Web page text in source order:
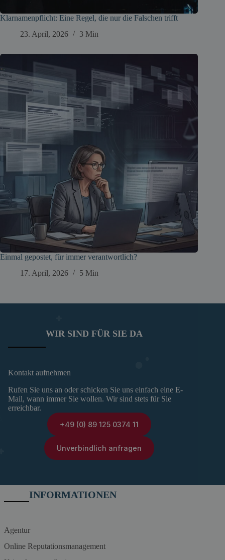
Klarnamenpflicht: Eine Regel, die nur die Falschen trifft
23. April, 2026
3 Min
Einmal gepostet, für immer verantwortlich?
17. April, 2026
5 Min
WIR SIND FÜR SIE DA
Kontakt aufnehmen
Rufen Sie uns an oder schicken Sie uns einfach eine E-
Mail, wann immer Sie wollen. Wir sind stets für Sie
erreichbar.
+49 (0) 89 125 0374 11
Unverbindlich anfragen
INFORMATIONEN
Agentur
Online Reputationsmanagement